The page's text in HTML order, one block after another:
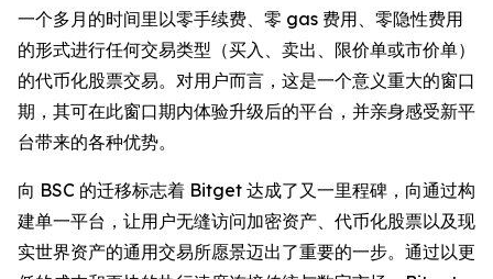
一个多月的时间里以零手续费、零 gas 费用、零隐性费用
的形式进行任何交易类型（买入、卖出、限价单或市价单）
的代币化股票交易。对用户而言，这是一个意义重大的窗口
期，其可在此窗口期内体验升级后的平台，并亲身感受新平
台带来的各种优势。
向 BSC 的迁移标志着 Bitget 达成了又一里程碑，向通过构
建单一平台，让用户无缝访问加密资产、代币化股票以及现
实世界资产的通用交易所愿景迈出了重要的一步。通过以更